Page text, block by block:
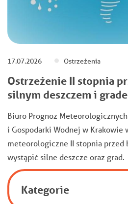
17.07.2026 Ostrzeżenia
Ostrzeżenie II stopnia
silnym deszczem i
Biuro Prognoz
i Gospodarki Wodnej w Krakowie
meteorologiczne II stopnia przed
wystąpić silne deszcze oraz grad.
Kategorie